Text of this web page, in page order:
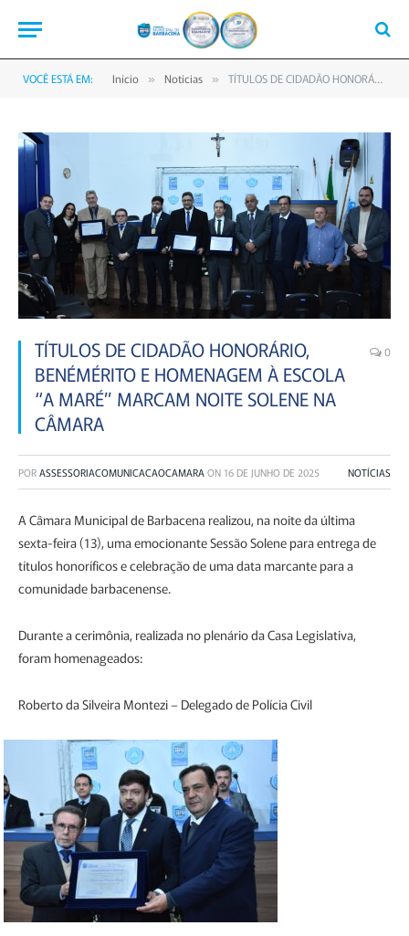
VOCÊ ESTÁ EM: Início » Notícias » TÍTULOS DE CIDADÃO HONORÁRIO, BENÉMÉRITO E HOMENAGEM À ESCOLA “A MARÉ” MARCAM NOITE SOLENE NA CÂMARA
TÍTULOS DE CIDADÃO HONORÁRIO,
BENÉMÉRITO E HOMENAGEM À ESCOLA
“A MARÉ” MARCAM NOITE SOLENE NA
CÂMARA
0
PORASSESSORIACOMUNICACAOCAMARAON 16 DE JUNHO DE 2025 NOTÍCIAS
A Câmara Municipal de Barbacena realizou, na noite da última
sexta-feira (13), uma emocionante Sessão Solene para entrega de
títulos honoríficos e celebração de uma data marcante para a
comunidade barbacenense.
Durante a cerimônia, realizada no plenário da Casa Legislativa,
foram homenageados:
Roberto da Silveira Montezi – Delegado de Polícia Civil